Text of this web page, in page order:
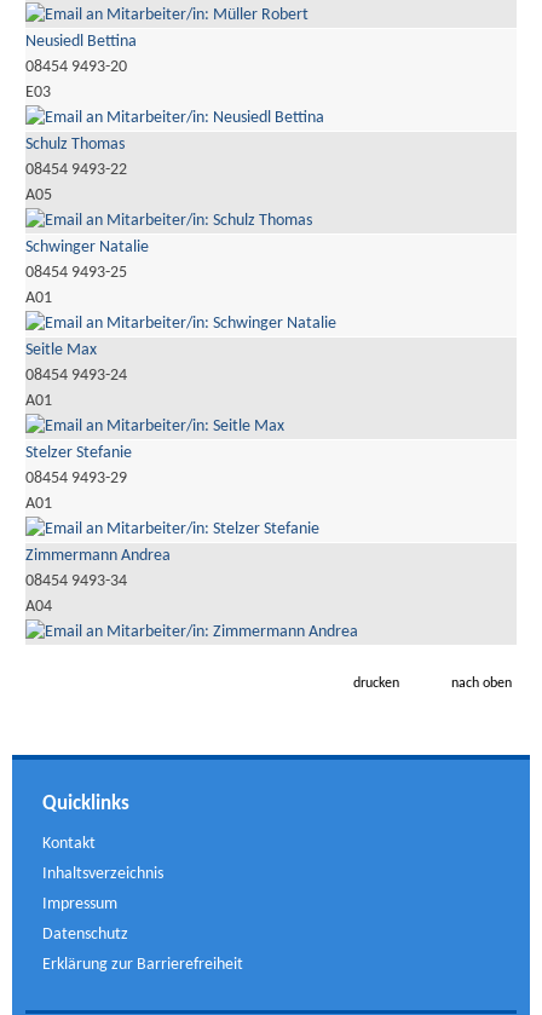
Neusiedl Bettina
08454 9493-20
E03
Schulz Thomas
08454 9493-22
A05
Schwinger Natalie
08454 9493-25
A01
Seitle Max
08454 9493-24
A01
Stelzer Stefanie
08454 9493-29
A01
Zimmermann Andrea
08454 9493-34
A04
drucken nach oben
Quicklinks
Kontakt
Inhaltsverzeichnis
Impressum
Datenschutz
Erklärung zur Barrierefreiheit